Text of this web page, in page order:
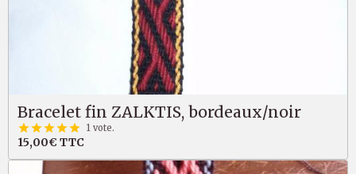
Bracelet fin ZALKTIS, bordeaux/noir
1 vote.
15,00€ TTC